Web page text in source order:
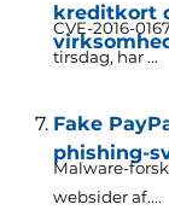
kreditkort
CVE-2016-
tirsdag, har ...
Fake
phishing-
Malware-
websider af....